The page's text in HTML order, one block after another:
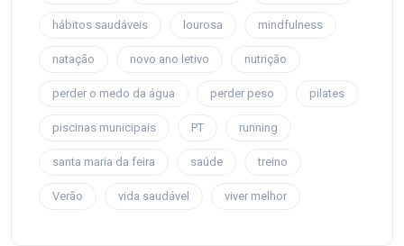
hábitos saudáveis lourosa mindfulness
natação novo ano letivo nutrição
perder o medo da água perder peso pilates
piscinas municipais PT running
santa maria da feira saúde treino
Verão vida saudável viver melhor